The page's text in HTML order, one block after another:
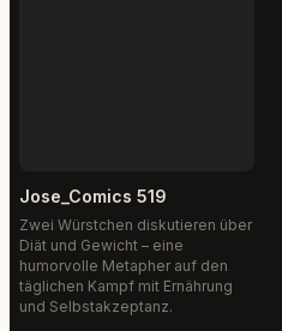
Jose_Comics 519
Zwei Würstchen diskutieren über
Diät und Gewicht – eine
humorvolle Metapher auf den
täglichen Kampf mit Ernährung
und Selbstakzeptanz.